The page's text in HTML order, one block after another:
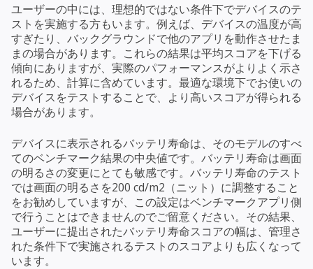
ユーザーの中には、理想的ではない条件下でデバイスのテ
ストを実施する方もいます。例えば、デバイスの温度が高
すぎたり、バックグラウンドで他のアプリを動作させたま
まの場合があります。これらの結果は平均スコアを下げる
傾向にありますが、実際のパフォーマンスがよりよく示さ
れるため、計算に含めています。最適な環境下でお使いの
デバイスをテストすることで、より高いスコアが得られる
場合があります。
デバイスに表示されるバッテリ寿命は、そのモデルのすべ
てのベンチマーク結果の中央値です。バッテリ寿命は画面
の明るさの変更にとても敏感です。バッテリ寿命のテスト
では画面の明るさを200 cd/m2（ニット）に調整すること
をお勧めしていますが、この設定はベンチマークアプリ側
で行うことはできませんのでご留意ください。その結果、
ユーザーに提出されたバッテリ寿命スコアの幅は、管理さ
れた条件下で実施されるテストのスコアよりも広くなって
います。